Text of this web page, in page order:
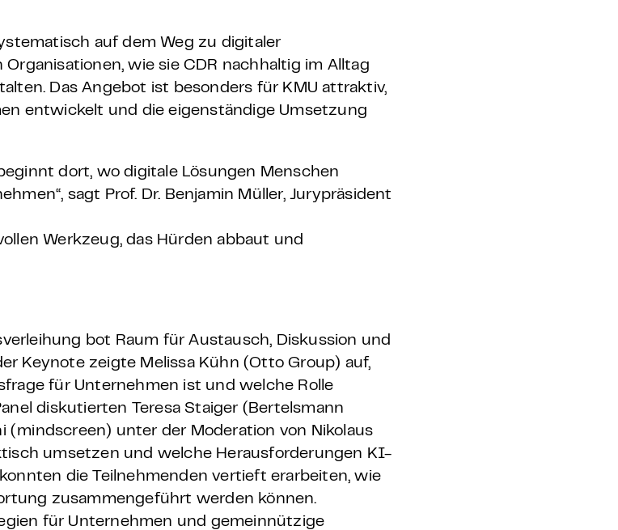
auf dem Weg zu digitaler
wie sie CDR nachhaltig im Alltag
Das Angebot ist besonders für KMU attraktiv,
entwickelt und die eigenständige Umsetzung
dort, wo digitale Lösungen Menschen
sagt Prof. Dr. Benjamin Müller, Jurypräsident
Werkzeug, das Hürden abbaut und
bot Raum für Austausch, Diskussion und
Keynote zeigte Melissa Kühn (Otto Group) auf,
für Unternehmen ist und welche Rolle
diskutierten Teresa Staiger (Bertelsmann
unter der Moderation von Nikolaus
umsetzen und welche Herausforderungen KI-
die Teilnehmenden vertieft erarbeiten, wie
zusammengeführt werden können.
für Unternehmen und gemeinnützige